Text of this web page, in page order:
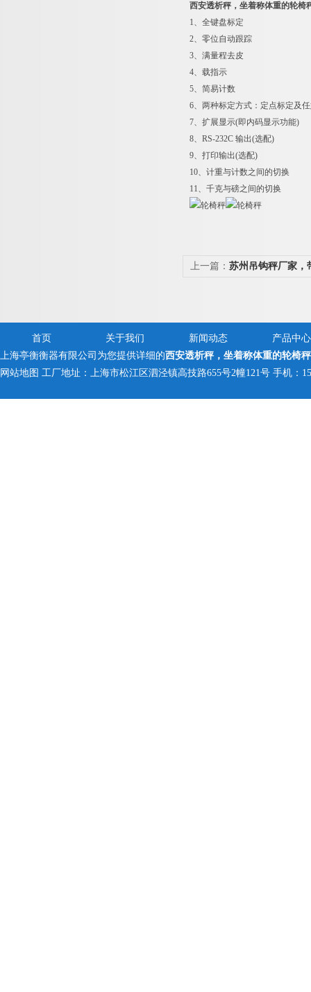
西安透析秤，坐着称体重的轮椅
1、全键盘标定
2、零位自动跟踪
3、满量程去皮
4、载指示
5、简易计数
6、两种标定方式：定点标定及
7、扩展显示(即内码显示功能)
8、RS-232C 输出(选配)
9、打印输出(选配)
10、计重与计数之间的切换
11、千克与磅之间的切换
上一篇： 苏州吊钩秤厂家，
首页 关于我们 新闻动态
产品中心
上海亭衡衡器有限公司为您提供详细的西安透析秤，坐着称体重的轮椅秤
网站地图 工厂地址：上海市松江区泗泾镇高技路655号2幢121号 手机：